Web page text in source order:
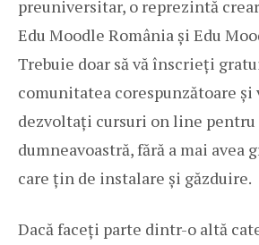
preuniversitar, o reprezintă
Edu Moodle România și Edu
Trebuie doar să vă înscrieți
comunitatea corespunzătoare și
dezvoltați cursuri on line
dumneavoastră, fără a mai avea
care țin de instalare și găzduire.
Dacă faceți parte dintr-o altă